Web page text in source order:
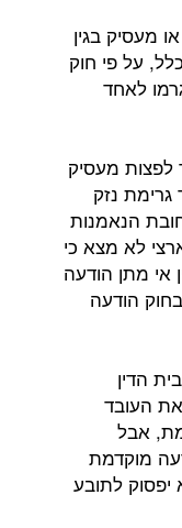
מעסיק בגין
על פי חוק
לאחד
לפצות מעסיק
נזק
הנאמנות
לא מצא כי
אי מתן הודעה
הודעה
הדין
את העובד
אבל
מוקדמת
יפסוק לתובע